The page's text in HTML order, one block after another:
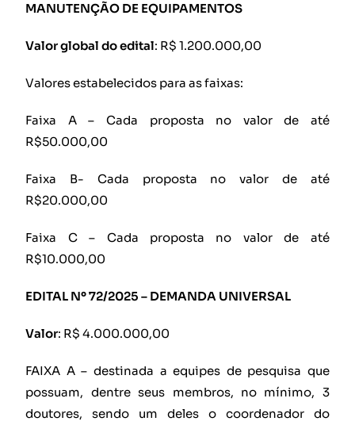
MANUTENÇÃO DE EQUIPAMENTOS
Valor global do edital: R$ 1.200.000,00
Valores estabelecidos para as faixas:
Faixa A – Cada proposta no valor de até
R$50.000,00
Faixa B- Cada proposta no valor de até
R$20.000,00
Faixa C – Cada proposta no valor de até
R$10.000,00
EDITAL Nº 72/2025 – DEMANDA UNIVERSAL
Valor: R$ 4.000.000,00
FAIXA A – destinada a equipes de pesquisa que
possuam, dentre seus membros, no mínimo, 3
doutores, sendo um deles o coordenador do